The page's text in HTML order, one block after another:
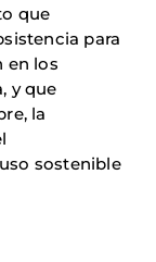
que
para
en los
y que
la
sostenible